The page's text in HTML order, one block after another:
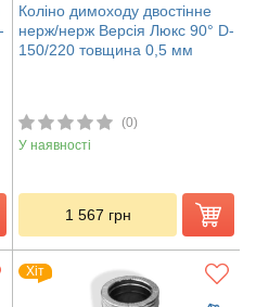
Коліно димоходу двостінне
нерж/нерж Версія Люкс 90° D-
150/220 товщина 0,5 мм
(0)
У наявності
1 567 грн
Хіт